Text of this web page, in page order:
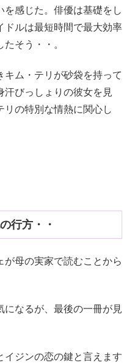
を感じた。俳優は基礎をし
ドルは最短時間で最大効率
そう・・。
キム・テリが砂袋を持って
汗びっしょりの彼女を見
リの特別な情熱に関心し
行方・・
が母の実家で読むことから
になるが、最後の一冊が見
イジンの恋の鍵と言えます